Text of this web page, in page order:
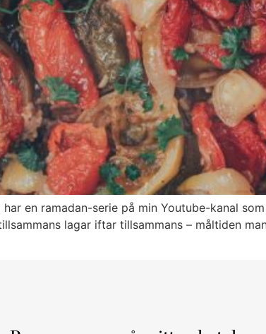
en ramadan-serie på min Youtube-kanal
lagar iftar tillsammans – måltiden